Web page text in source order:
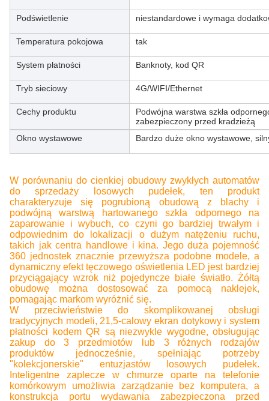
Podświetlenie niestandardowe i wymaga
Temperatura pokojowa tak
System płatności Banknoty, kod QR
Tryb sieciowy 4G/WIFI/Ethernet
Cechy produktu
Podwójna warstwa szkła
zabezpieczony przed kradzieżą
Okno wystawowe
Bardzo duże okno wystawowe,
W porównaniu do cienkiej obudowy zwykłych automatów
do sprzedaży losowych pudełek, ten produkt
charakteryzuje się pogrubioną obudową z blachy i
podwójną warstwą hartowanego szkła odpornego na
zaparowanie i wybuch, co czyni go bardziej trwałym i
odpowiednim do lokalizacji o dużym natężeniu ruchu,
takich jak centra handlowe i kina. Jego duża pojemność
360 jednostek znacznie przewyższa podobne modele, a
dynamiczny efekt tęczowego oświetlenia LED jest bardziej
przyciągający wzrok niż pojedyncze białe światło. Żółtą
obudowę można dostosować za pomocą naklejek,
pomagając markom wyróżnić się.
W przeciwieństwie do skomplikowanej obsługi
tradycyjnych modeli, 21,5-calowy ekran dotykowy i system
płatności kodem QR są niezwykle wygodne, obsługując
zakup do 3 przedmiotów lub 3 różnych rodzajów
produktów jednocześnie, spełniając potrzeby
"kolekcjonerskie" entuzjastów losowych pudełek.
Inteligentne zaplecze w chmurze oparte na telefonie
komórkowym umożliwia zarządzanie bez komputera, a
konstrukcja portu wydawania zabezpieczona przed